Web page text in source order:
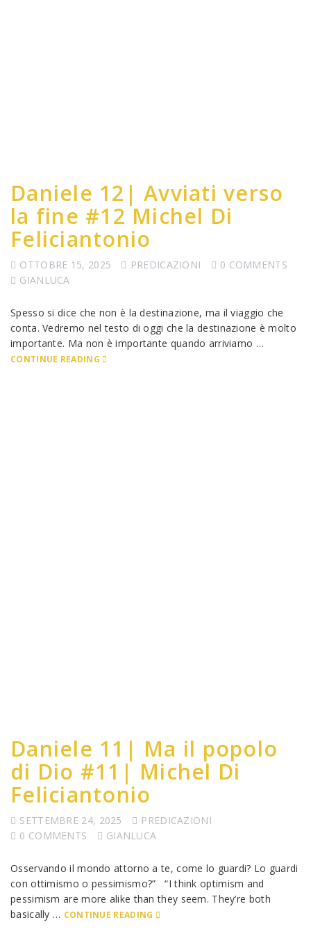
Daniele 12| Avviati verso
la fine #12 Michel Di
Feliciantonio
OTTOBRE 15, 2025 PREDICAZIONI
0 COMMENTS
GIANLUCA
Spesso si dice che non è la destinazione, ma il viaggio che
conta. Vedremo nel testo di oggi che la destinazione è molto
importante. Ma non è importante quando arriviamo …
CONTINUE READING
Daniele 11| Ma il popolo
di Dio #11| Michel Di
Feliciantonio
SETTEMBRE 24, 2025
PREDICAZIONI
0 COMMENTS
GIANLUCA
Osservando il mondo attorno a te, come lo guardi? Lo guardi
con ottimismo o pessimismo?” “I think optimism and
pessimism are more alike than they seem. They’re both
basically … CONTINUE READING